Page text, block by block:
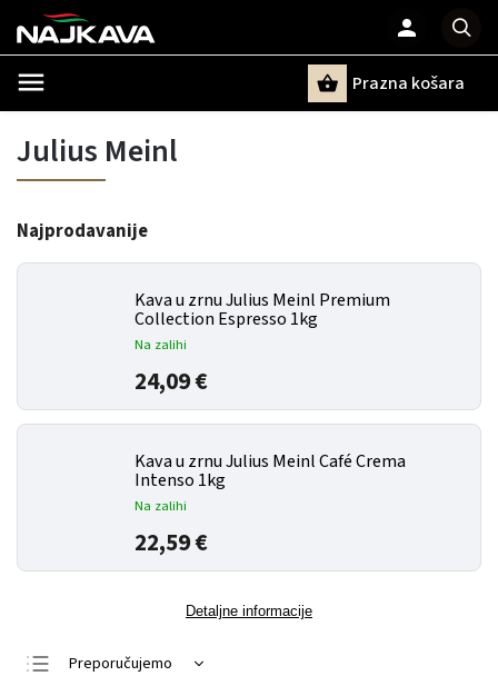
Prazna košara
Julius Meinl
Najprodavanije
Kava u zrnu Julius Meinl Premium
Collection Espresso 1kg
Na zalihi
24,09 €
Kava u zrnu Julius Meinl Café Crema
Intenso 1kg
Na zalihi
22,59 €
Detaljne informacije
Preporučujemo